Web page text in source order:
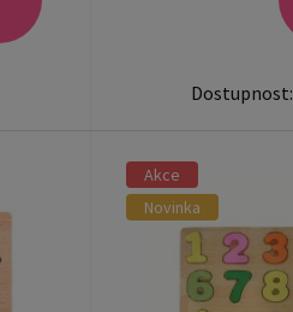
Dostupnost:
Akce
Novinka